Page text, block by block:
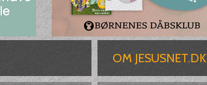
OM JESUSNET.DK